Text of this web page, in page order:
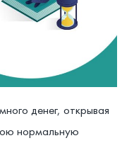
денег, открывая
нормальную